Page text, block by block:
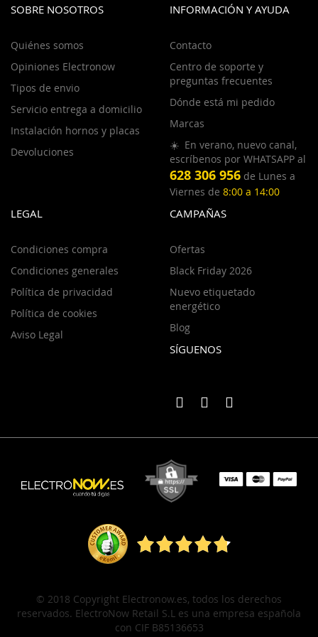
SOBRE NOSOTROS
Quiénes somos
Opiniones Electronow
Tipos de envio
Servicio entrega a domicilio
Instalación hornos y placas
Devoluciones
INFORMACIÓN Y AYUDA
Contacto
Centro de soporte y
preguntas frecuentes
Dónde está mi pedido
Marcas
☀️ En verano, nuevo canal,
escríbenos por WHATSAPP al
628 306 956 de Lunes a
Viernes de 8:00 a 14:00
LEGAL
Condiciones compra
Condiciones generales
Política de privacidad
Política de cookies
Aviso Legal
CAMPAÑAS
Ofertas
Black Friday 2026
Nuevo etiquetado
energético
Blog
SÍGUENOS
© 2018 Copyright Electronow.es, todos los derechos
reservados. ElectroNow Retail S.L es una empresa española
con CIF B85136653